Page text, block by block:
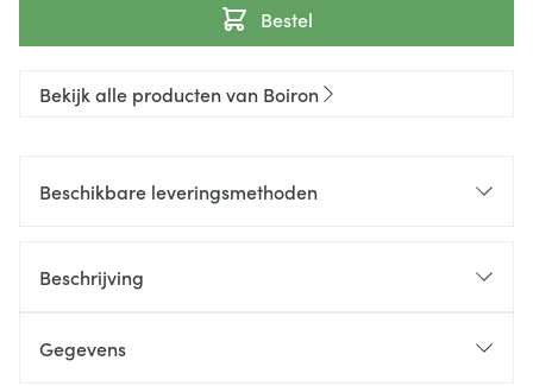
Bestel
Bekijk alle producten van Boiron
Beschikbare leveringsmethoden
Beschrijving
Gegevens